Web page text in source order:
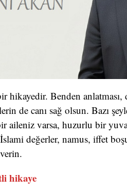
hikayedir. Benden
de canı sağ olsun. Bazı
aileniz varsa, huzurlu bir
değerler, namus, iffet
hikaye